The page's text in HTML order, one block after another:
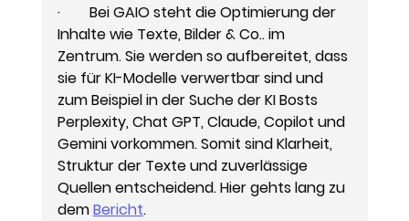
·        Bei GAIO steht die Optimierung der
Inhalte wie Texte, Bilder & Co.. im
Zentrum. Sie werden so aufbereitet, dass
sie für KI-Modelle verwertbar sind und
zum Beispiel in der Suche der KI Bosts
Perplexity, Chat GPT, Claude, Copilot und
Gemini vorkommen. Somit sind Klarheit,
Struktur der Texte und zuverlässige
Quellen entscheidend. Hier gehts lang zu
dem Bericht.